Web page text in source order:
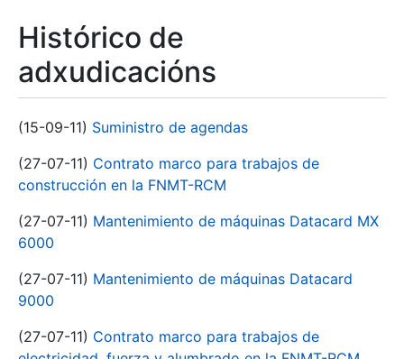
Histórico de
adxudicacións
(15-09-11) Suministro de agendas
(27-07-11) Contrato marco para trabajos de
construcción en la FNMT-RCM
(27-07-11) Mantenimiento de máquinas Datacard MX
6000
(27-07-11) Mantenimiento de máquinas Datacard
9000
(27-07-11) Contrato marco para trabajos de